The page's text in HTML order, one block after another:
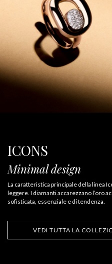
ICONS
Minimal design
La caratteristica principale della linea
leggere. I diamanti accarezzano l’oro
sofisticata, essenziale e di tendenza.
VEDI TUTTA LA